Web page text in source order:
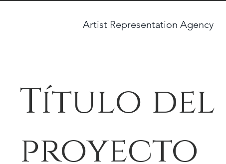
Artist Representation Agency
Título del
proyecto